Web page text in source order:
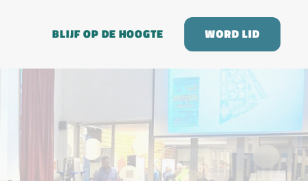
BLIJF OP DE HOOGTE WORD LID